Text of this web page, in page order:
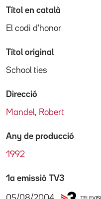
Títol en català
El codi d'honor
Títol original
School ties
Direcció
Mandel, Robert
Any de producció
1992
1a emissió TV3